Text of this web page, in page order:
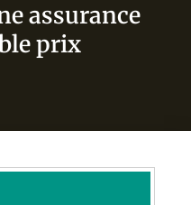
assurance
prix